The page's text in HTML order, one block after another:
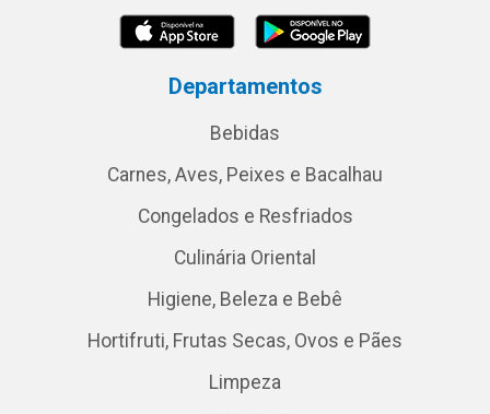
Departamentos
Bebidas
Carnes, Aves, Peixes e Bacalhau
Congelados e Resfriados
Culinária Oriental
Higiene, Beleza e Bebê
Hortifruti, Frutas Secas, Ovos e Pães
Limpeza